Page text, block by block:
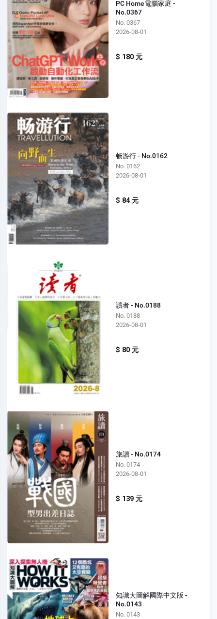
PC Home電腦家庭 -
No.0367
No. 0367
2026-08-01
$ 180 元
畅游行 - No.0162
No. 0162
2026-08-01
$ 84 元
讀者 - No.0188
No. 0188
2026-08-01
$ 80 元
旅讀 - No.0174
No. 0174
2026-08-01
$ 139 元
知識大圖解國際中文版 -
No.0143
No. 0143